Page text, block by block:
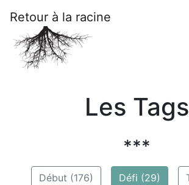
Retour à la racine
Les Tags
***
Début (176) Défi (29)